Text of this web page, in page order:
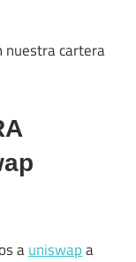
nuestra cartera
auniswapa